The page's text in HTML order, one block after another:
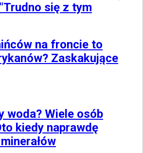
się z tym
na froncie to
Zaskakujące
woda? Wiele osób
kiedy naprawdę